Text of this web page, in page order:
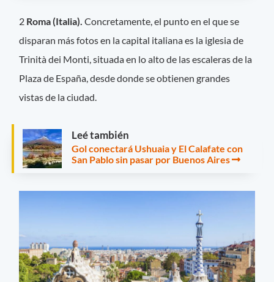
2 Roma (Italia).Concretamente, el punto en el que se
disparan más fotos en la capital italiana es la iglesia de
Trinità dei Monti, situada en lo alto de las escaleras de la
Plaza de España, desde donde se obtienen grandes
vistas de la ciudad.
Leé también
Gol conectará Ushuaia y El Calafate con
San Pablo sin pasar por Buenos Aires